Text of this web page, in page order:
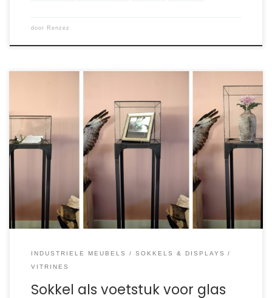
door Renzez
Deze sokkel is het voetstuk van de glas in lood vitrine. Ze
zijn in dit ontwerp één geheel en goed op elkaar
afgestemd. De hoeken van deze sokkel lopen namelijk een
centimeter door. Het houdt de glazen vitrine op zijn plek en
heeft een subtiele vormgeving wat het geheel elegant […]
INDUSTRIELE MEUBELS
SOKKELS & DISPLAYS
VITRINES
Sokkel als voetstuk voor glas